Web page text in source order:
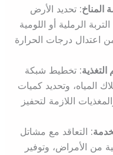
المناخ:تحديد الأرض
الرملية أو اللومية
اعتدال درجات الحرارة
تخطيط شبكة
المياه، وتحديد كميات
اللازمة لتحفيز
التعاقد مع مشاتل
من الأمراض، وتوفير